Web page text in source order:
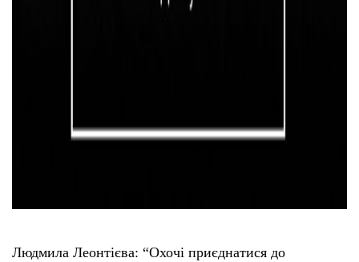
Людмила Леонтієва: “Охочі приєднатися до